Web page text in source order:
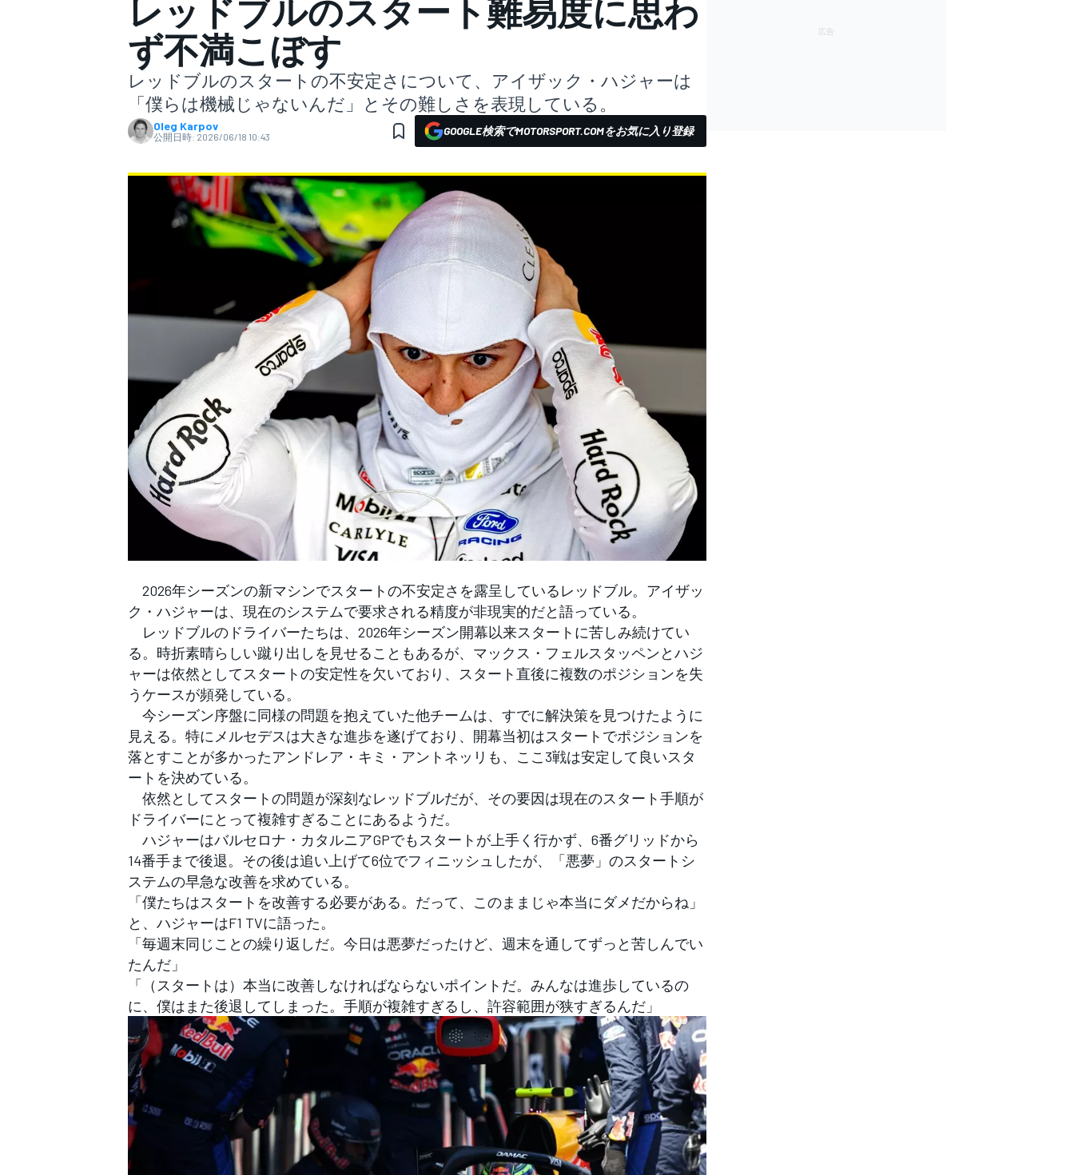
スーパーフォーミュラ
スーパーGT
WEC
フォーミュラE
レッドブルのスタート難易度に思わ
ず不満こぼす
レッドブルのスタートの不安定さについて、アイザック・ハジャーは
「僕らは機械じゃないんだ」とその難しさを表現している。
Oleg Karpov
公開日時: 2026/06/18 10:43 GOOGLE検索でMOTORSPORT.COMをお気に入り登録
2026年シーズンの新マシンでスタートの不安定さを露呈しているレッドブル。アイザッ
ク・ハジャーは、現在のシステムで要求される精度が非現実的だと語っている。
レッドブルのドライバーたちは、2026年シーズン開幕以来スタートに苦しみ続けてい
る。時折素晴らしい蹴り出しを見せることもあるが、マックス・フェルスタッペンとハジ
ャーは依然としてスタートの安定性を欠いており、スタート直後に複数のポジションを失
うケースが頻発している。
今シーズン序盤に同様の問題を抱えていた他チームは、すでに解決策を見つけたように
見える。特にメルセデスは大きな進歩を遂げており、開幕当初はスタートでポジションを
落とすことが多かったアンドレア・キミ・アントネッリも、ここ3戦は安定して良いスタ
ートを決めている。
依然としてスタートの問題が深刻なレッドブルだが、その要因は現在のスタート手順が
ドライバーにとって複雑すぎることにあるようだ。
ハジャーはバルセロナ・カタルニアGPでもスタートが上手く行かず、6番グリッドから
14番手まで後退。その後は追い上げて6位でフィニッシュしたが、「悪夢」のスタートシ
ステムの早急な改善を求めている。
「僕たちはスタートを改善する必要がある。だって、このままじゃ本当にダメだからね」
と、ハジャーはF1 TVに語った。
「毎週末同じことの繰り返しだ。今日は悪夢だったけど、週末を通してずっと苦しんでい
たんだ」
「（スタートは）本当に改善しなければならないポイントだ。みんなは進歩しているの
に、僕はまた後退してしまった。手順が複雑すぎるし、許容範囲が狭すぎるんだ」